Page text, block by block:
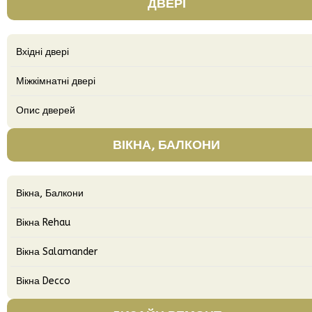
ДВЕРІ
Вхідні двері
Міжкімнатні двері
Опис дверей
ВІКНА, БАЛКОНИ
Вікна, Балкони
Вікна Rehau
Вікна Salamander
Вікна Decco